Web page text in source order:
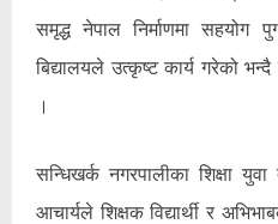
समृद्ध नेपाल निर्माणमा सहयोग
बिद्यालयले उत्कृष्ट कार्य गरेको
।
सन्धिखर्क नगरपालीका शिक्षा
आचार्यले शिक्षक विद्यार्थी र